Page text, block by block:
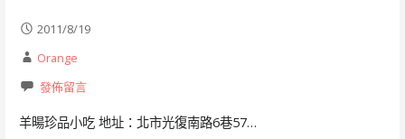
2011/8/19
Orange
發佈留言
羊暘珍品小吃 地址：北市光復南路6巷57…